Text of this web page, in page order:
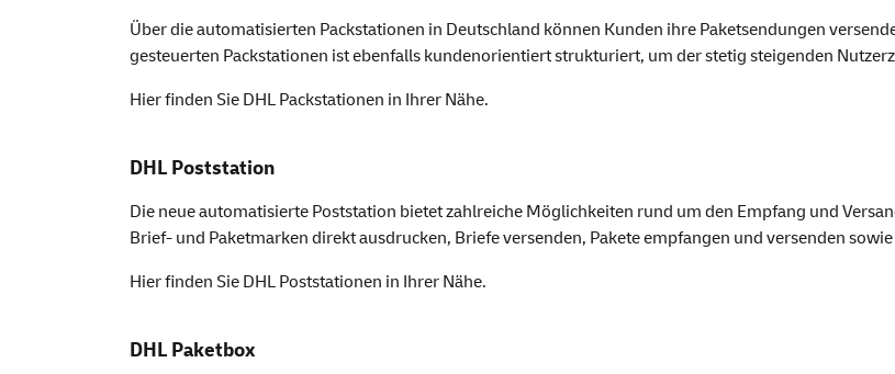
Über die automatisierten Packstationen in Deutschland können Kunden ihre Paketsendungen
gesteuerten Packstationen ist ebenfalls kundenorientiert strukturiert, um der stetig steigenden
Hier finden Sie DHL Packstationen in Ihrer Nähe.
DHL Poststation
Die neue automatisierte Poststation bietet zahlreiche Möglichkeiten rund um den Empfang und
Brief- und Paketmarken direkt ausdrucken, Briefe versenden, Pakete empfangen und versenden
Hier finden Sie DHL Poststationen in Ihrer Nähe.
DHL Paketbox